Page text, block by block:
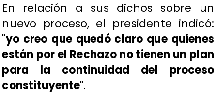
En relación a sus dichos sobre un
nuevo proceso, el presidente indicó:
"yo creo que quedó claro que quienes
están por el Rechazo no tienen un plan
para la continuidad del proceso
constituyente".